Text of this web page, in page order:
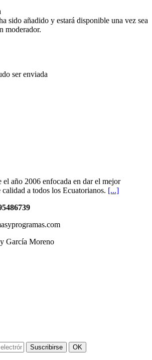
sido añadido y estará disponible una vez sea
moderador.
ser enviada
el año 2006 enfocada en dar el mejor
a todos los Ecuatorianos. [...]
García Moreno
Suscribirse OK